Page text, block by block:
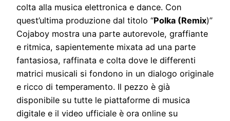
colta alla musica elettronica e dance. Con
quest’ultima produzione dal titolo “Polka (Remix)”
Cojaboy mostra una parte autorevole, graffiante
e ritmica, sapientemente mixata ad una parte
fantasiosa, raffinata e colta dove le differenti
matrici musicali si fondono in un dialogo originale
e ricco di temperamento. Il pezzo è già
disponibile su tutte le piattaforme di musica
digitale e il video ufficiale è ora online su